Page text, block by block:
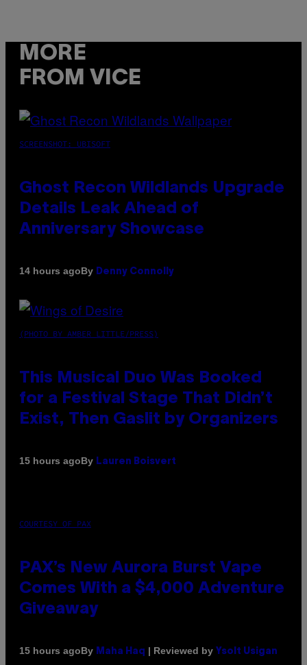
MORE
FROM VICE
SCREENSHOT: UBISOFT
Ghost Recon Wildlands Upgrade
Details Leak Ahead of
Anniversary Showcase
14 hours agoBy Denny Connolly
(PHOTO BY AMBER LITTLE/PRESS)
This Musical Duo Was Booked
for a Festival Stage That Didn’t
Exist, Then Gaslit by Organizers
15 hours agoBy Lauren Boisvert
COURTESY OF PAX
PAX’s New Aurora Burst Vape
Comes With a $4,000 Adventure
Giveaway
15 hours agoBy Maha Haq | Reviewed by Ysolt Usigan